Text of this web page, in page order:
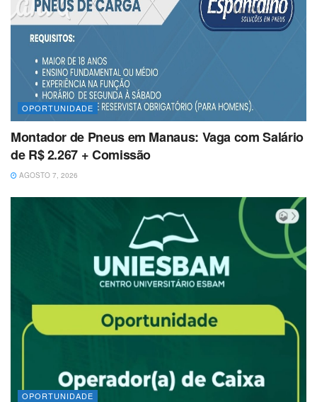
OPORTUNIDADE
Montador de Pneus em Manaus: Vaga com Salário
de R$ 2.267 + Comissão
AGOSTO 7, 2026
OPORTUNIDADE